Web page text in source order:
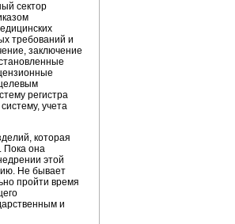
сектор
требований и
заключение
регистра
учета
которая
Пока она
этой
Не бывает
пройти время
и